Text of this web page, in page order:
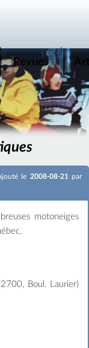
Revues
le 2008-08-21 par
motoneiges
Boul. Laurier)